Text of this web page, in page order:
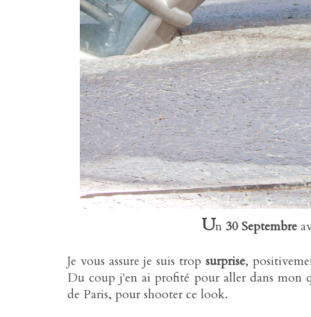
Un 30 Septembre
Je vous assure je suis trop surprise,
Du coup j'en ai profité pour aller dans mon
de Paris, pour shooter ce look.